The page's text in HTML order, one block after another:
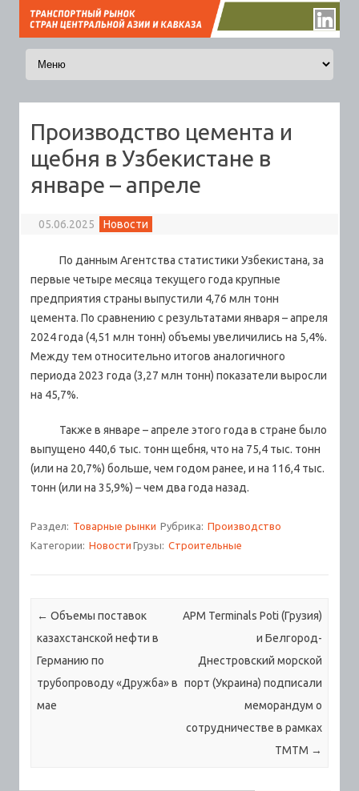
Перейти к содержимому
Производство цемента и
щебня в Узбекистане в
январе – апреле
05.06.2025 Новости
По данным Агентства статистики Узбекистана, за
первые четыре месяца текущего года крупные
предприятия страны выпустили 4,76 млн тонн
цемента. По сравнению с результатами января – апреля
2024 года (4,51 млн тонн) объемы увеличились на 5,4%.
Между тем относительно итогов аналогичного
периода 2023 года (3,27 млн тонн) показатели выросли
на 45,7%.
Также в январе – апреле этого года в стране было
выпущено 440,6 тыс. тонн щебня, что на 75,4 тыс. тонн
(или на 20,7%) больше, чем годом ранее, и на 116,4 тыс.
тонн (или на 35,9%) – чем два года назад.
Раздел: Товарные рынки Рубрика: Производство
Категории: Новости Грузы: Строительные
Навигация по записям
← Объемы поставок
казахстанской нефти в
Германию по
трубопроводу «Дружба» в
мае
APM Terminals Poti (Грузия)
и Белгород-
Днестровский морской
порт (Украина) подписали
меморандум о
сотрудничестве в рамках
ТМТМ →